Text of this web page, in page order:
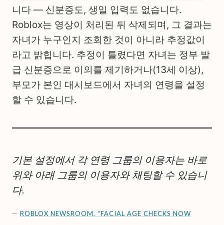
니다 — 신분증도, 생일 입력도 없습니다.
Roblox는 영상이 처리된 뒤 삭제되며, 그 결과는
자녀가 누구인지 조회한 것이 아니라 추정값이
라고 밝힙니다. 추정이 틀렸다면 자녀는 정부 발
급 신분증으로 이의를 제기하거나(13세 이상),
부모가 본인 대시보드에서 자녀의 연령을 설정
할 수 있습니다.
기본 설정에서 각 연령 그룹의 이용자는 바로
위와 아래 그룹의 이용자와 채팅할 수 있습니
다.
— ROBLOX NEWSROOM, “FACIAL AGE CHECKS NOW